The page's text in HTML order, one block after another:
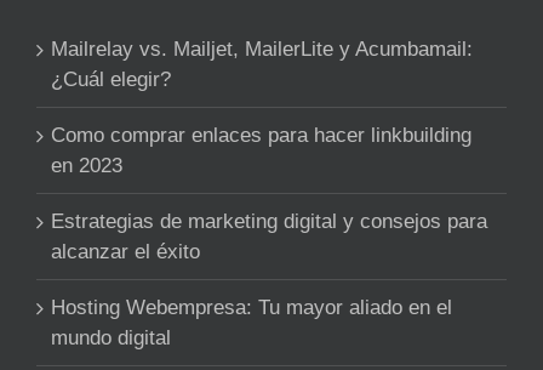
Mailrelay vs. Mailjet, MailerLite y Acumbamail:
¿Cuál elegir?
Como comprar enlaces para hacer linkbuilding
en 2023
Estrategias de marketing digital y consejos para
alcanzar el éxito
Hosting Webempresa: Tu mayor aliado en el
mundo digital